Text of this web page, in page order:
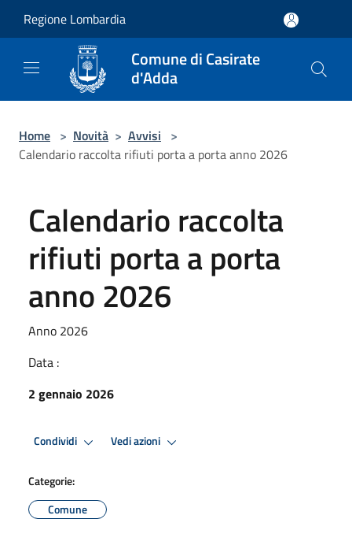
Regione Lombardia
Comune di Casirate
d'Adda
Home > Novità > Avvisi >
Calendario raccolta rifiuti porta a porta anno 2026
Calendario raccolta
rifiuti porta a porta
anno 2026
Anno 2026
Data :
2 gennaio 2026
Condividi Vedi azioni
Categorie:
Comune